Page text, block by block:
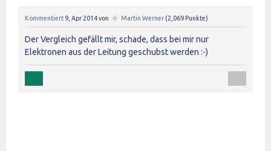
Kommentiert 9, Apr 2014von ✦ Martin Werner (2,069 Punkte)
Der Vergleich gefällt mir, schade, dass bei mir nur
Elektronen aus der Leitung geschubst werden :-)